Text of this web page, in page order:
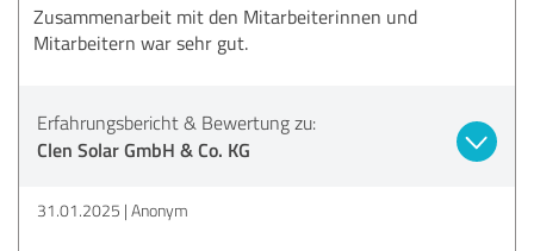
Zusammenarbeit mit den Mitarbeiterinnen und
Mitarbeitern war sehr gut.
Erfahrungsbericht & Bewertung zu:
Clen Solar GmbH & Co. KG
31.01.2025 Anonym